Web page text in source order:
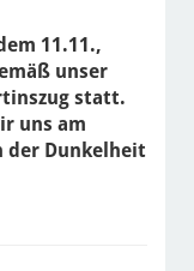
11.11.,
unser
statt.
uns am
der Dunkelheit